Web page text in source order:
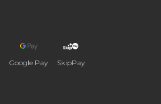
Google Pay SkipPay